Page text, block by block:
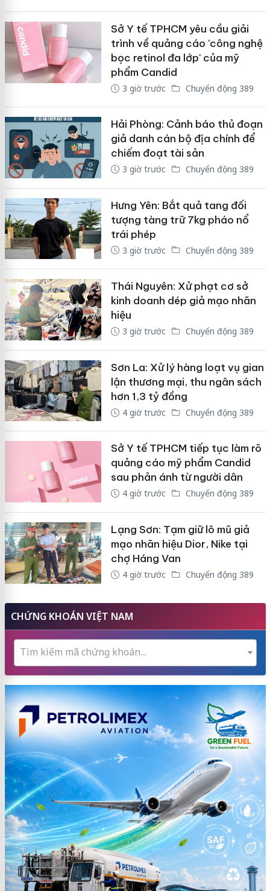
Sở Y tế TPHCM yêu cầu giải
trình về quảng cáo 'công nghệ
bọc retinol đa lớp' của mỹ
phẩm Candid
3 giờ trước Chuyển động 389
Hải Phòng: Cảnh báo thủ đoạn
giả danh cán bộ địa chính để
chiếm đoạt tài sản
3 giờ trước Chuyển động 389
Hưng Yên: Bắt quả tang đối
tượng tàng trữ 7kg pháo nổ
trái phép
3 giờ trước Chuyển động 389
Thái Nguyên: Xử phạt cơ sở
kinh doanh dép giả mạo nhãn
hiệu
3 giờ trước Chuyển động 389
Sơn La: Xử lý hàng loạt vụ gian
lận thương mại, thu ngân sách
hơn 1,3 tỷ đồng
4 giờ trước Chuyển động 389
Sở Y tế TPHCM tiếp tục làm rõ
quảng cáo mỹ phẩm Candid
sau phản ánh từ người dân
4 giờ trước Chuyển động 389
Lạng Sơn: Tạm giữ lô mũ giả
mạo nhãn hiệu Dior, Nike tại
chợ Háng Van
4 giờ trước Chuyển động 389
CHỨNG KHOÁN VIỆT NAM
Tìm kiếm mã chứng khoán...